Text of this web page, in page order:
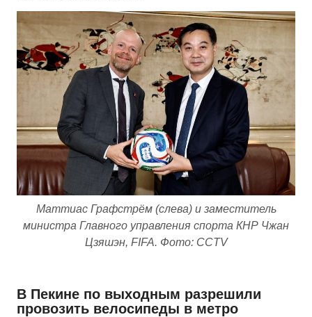
Маттиас Графстрём (слева) и заместитель
министра Главного управления спорта КНР Чжан
Цзяшэн, FIFA. Фото: CCTV
В Пекине по выходным разрешили
провозить велосипеды в метро